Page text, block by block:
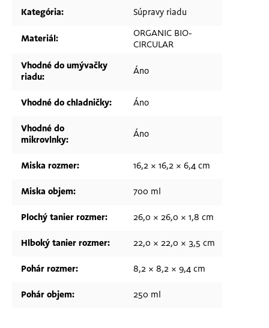
Kategória: Súpravy riadu
Materiál:
ORGANIC BIO-
CIRCULAR
Vhodné do umývačky
riadu:
Áno
Vhodné do chladničky: Áno
Vhodné do
mikrovlnky:
Áno
Miska rozmer: 16,2 × 16,2 × 6,4 cm
Miska objem: 700 ml
Plochý tanier rozmer: 26,0 × 26,0 × 1,8 cm
Hlboký tanier rozmer: 22,0 × 22,0 × 3,5 cm
Pohár rozmer: 8,2 × 8,2 × 9,4 cm
Pohár objem: 250 ml